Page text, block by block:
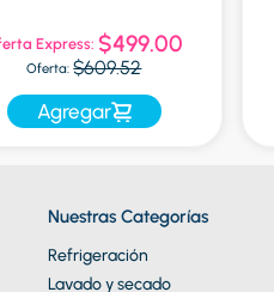
Express: $499.00
Oferta: $609.52
Agregar
Nuestras Categorías
Refrigeración
Lavado y secado